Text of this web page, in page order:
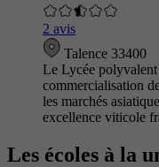
2 avis
Talence 33400
Le Lycée
commercialisation
les marchés
excellence viticole
Les écoles à la